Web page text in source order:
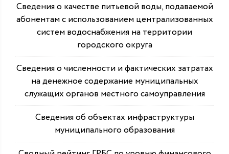
Сведения о качестве питьевой воды, подаваемой
абонентам с использованием централизованных
систем водоснабжения на территории
городского округа
Сведения о численности и фактических затратах
на денежное содержание муниципальных
служащих органов местного самоуправления
Сведения об объектах инфраструктуры
муниципального образования